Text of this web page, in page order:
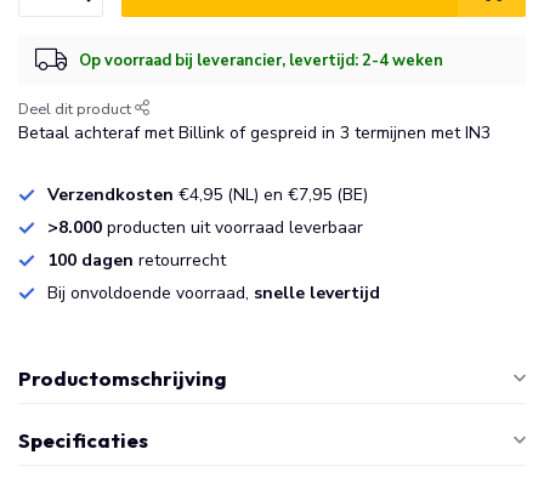
Op voorraad bij leverancier, levertijd: 2-4 weken
Deel dit product
Betaal achteraf met Billink of gespreid in 3 termijnen met IN3
Verzendkosten €4,95 (NL) en €7,95 (BE)
>8.000 producten uit voorraad leverbaar
100 dagen retourrecht
Bij onvoldoende voorraad, snelle levertijd
Productomschrijving
Specificaties